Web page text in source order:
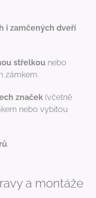
i zamčených dveří
střelkou nebo
zámkem.
značek (včetně
nebo vybitou
.
a montáže